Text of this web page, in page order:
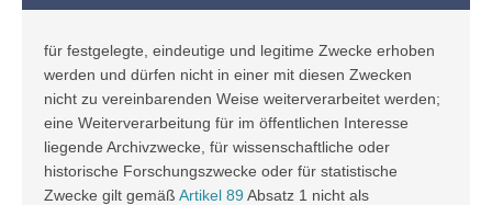
für festgelegte, eindeutige und legitime Zwecke erhoben
werden und dürfen nicht in einer mit diesen Zwecken
nicht zu vereinbarenden Weise weiterverarbeitet werden;
eine Weiterverarbeitung für im öffentlichen Interesse
liegende Archivzwecke, für wissenschaftliche oder
historische Forschungszwecke oder für statistische
Zwecke gilt gemäß Artikel 89 Absatz 1 nicht als